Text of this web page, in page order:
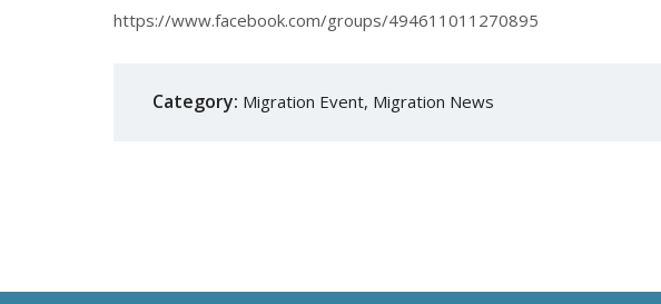
https://www.facebook.com/groups/494611011270895
Category: Migration Event, Migration News